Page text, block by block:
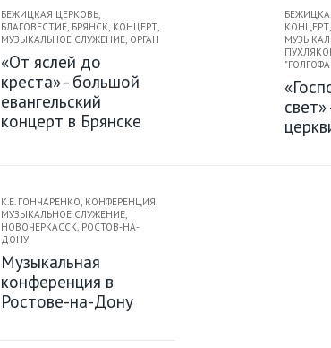
БЕЖИЦКАЯ ЦЕРКОВЬ,
БЛАГОВЕСТИЕ, БРЯНСК, КОНЦЕРТ,
МУЗЫКАЛЬНОЕ СЛУЖЕНИЕ, ОРГАН
«От яслей до
креста» - большой
евангельский
концерт в Брянске
КОНЦЕРТ,
К.Е. ГОНЧАРЕНКО, КОНФЕРЕНЦИЯ,
МУЗЫКАЛЬНОЕ СЛУЖЕНИЕ,
НОВОЧЕРКАССК, РОСТОВ-НА-
ДОНУ
Музыкальная
конференция в
Ростове-на-Дону